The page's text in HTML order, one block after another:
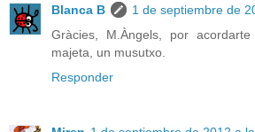
Blanca B
1 de septiembre de
Gràcies, M.Àngels, por
majeta, un musutxo.
Responder